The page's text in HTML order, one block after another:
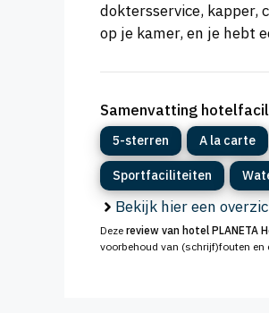
doktersservice, kapper,
op je kamer, en je hebt
Samenvatting
5-sterren A la carte
Sportfaciliteiten
Bekijk hier een
Deze review van hotel PLANETA
voorbehoud van (schrijf)fouten en